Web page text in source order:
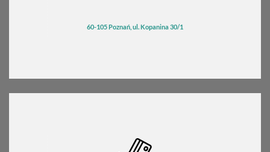
60-105 Poznań, ul. Kopanina 30/1